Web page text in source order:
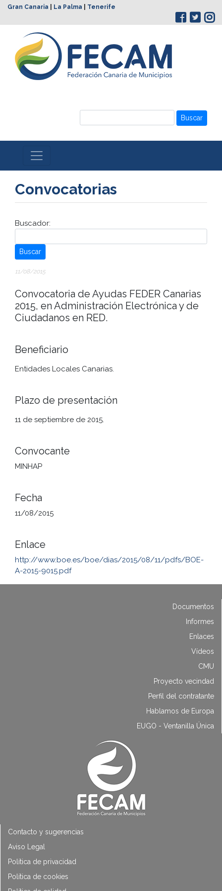
Gran Canaria La Palma Tenerife
Buscar
Convocatorias
Buscador:
Buscar
11/08/2015
Convocatoria de Ayudas FEDER Canarias
2015, en Administración Electrónica y de
Ciudadanos en RED.
Beneficiario
Entidades Locales Canarias.
Plazo de presentación
11 de septiembre de 2015.
Convocante
MINHAP
Fecha
11/08/2015
Enlace
http://www.boe.es/boe/dias/2015/08/11/pdfs/BOE-
A-2015-9015.pdf
Documentos
Informes
Enlaces
Vídeos
CMU
Proyecto vecindad
Perfil del contratante
Hablamos de Europa
EUGO - Ventanilla Única
Contacto y sugerencias
Aviso Legal
Política de privacidad
Política de cookies